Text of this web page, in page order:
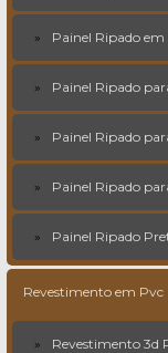
Painel Ripado em
Painel Ripado
Painel Ripado
Painel Ripado
Painel Ripado
Revestimento em Pvc
Revestimento 3d